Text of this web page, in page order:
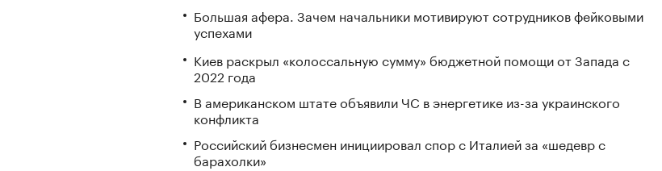
Большая афера. Зачем начальники мотивируют сотрудников фейковыми
успехами
Киев раскрыл «колоссальную сумму» бюджетной помощи от Запада с
2022 года
В американском штате объявили ЧС в энергетике из-за украинского
конфликта
Российский бизнесмен инициировал спор с Италией за «шедевр с
барахолки»